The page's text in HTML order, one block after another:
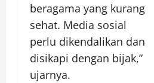
beragama yang kurang
sehat. Media sosial
perlu dikendalikan dan
disikapi dengan bijak,”
ujarnya.